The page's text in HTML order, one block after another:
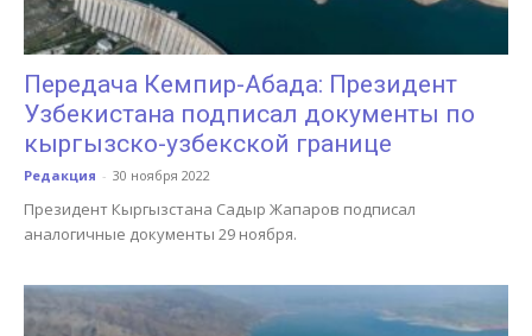
Передача Кемпир-Абада: Президент
Узбекистана подписал документы по
кыргызско-узбекской границе
Редакция - 30 ноября 2022
Президент Кыргызстана Садыр Жапаров подписал
аналогичные документы 29 ноября.